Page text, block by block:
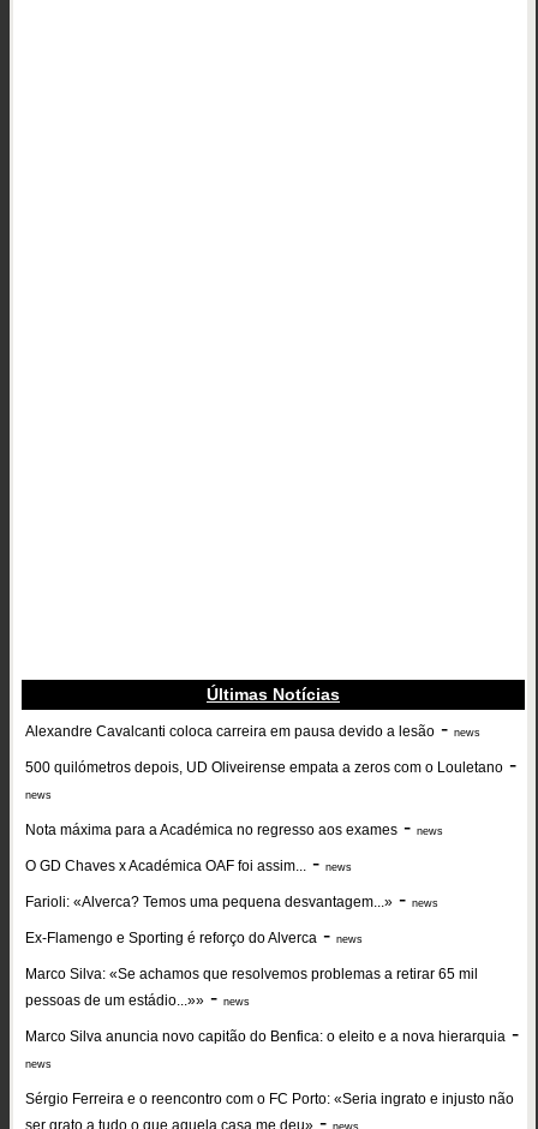
Últimas Notícias
Alexandre Cavalcanti coloca carreira em pausa devido a lesão - news
500 quilómetros depois, UD Oliveirense empata a zeros com o Louletano -
news
Nota máxima para a Académica no regresso aos exames - news
O GD Chaves x Académica OAF foi assim... - news
Farioli: «Alverca? Temos uma pequena desvantagem...» - news
Ex-Flamengo e Sporting é reforço do Alverca - news
Marco Silva: «Se achamos que resolvemos problemas a retirar 65 mil
pessoas de um estádio...»» - news
Marco Silva anuncia novo capitão do Benfica: o eleito e a nova hierarquia -
news
Sérgio Ferreira e o reencontro com o FC Porto: «Seria ingrato e injusto não
ser grato a tudo o que aquela casa me deu» - news